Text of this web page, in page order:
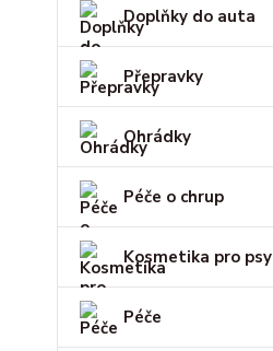
Doplňky do auta
Přepravky
Ohrádky
Péče o chrup
Kosmetika pro psy
Péče